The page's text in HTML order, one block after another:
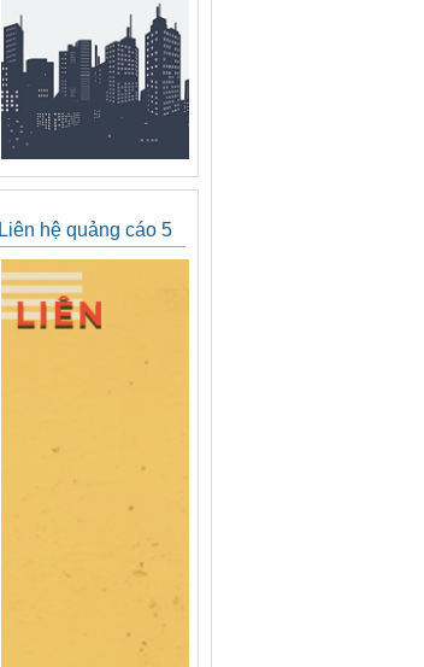
Liên hệ quảng cáo 5